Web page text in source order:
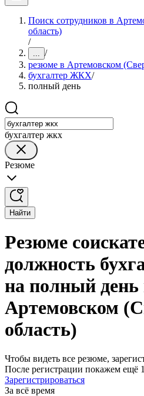
Поиск сотрудников в
область)
/
... /
резюме в Артемовском
бухгалтер ЖКХ/
полный день
бухгалтер жкх
Резюме
Найти
Резюме
должность
на полный день
Артемовском
область)
Чтобы видеть все резюме,
После регистрации покажем ещё
Зарегистрироваться
За всё время